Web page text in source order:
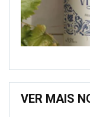
VER MAIS